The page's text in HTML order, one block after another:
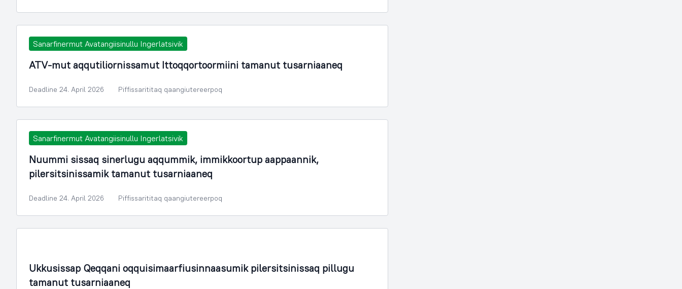
Sanarfinermut Avatangiisinullu Ingerlatsivik
ATV-mut aqqutiliornissamut Ittoqqortoormiini tamanut tusarniaaneq
Deadline 24. April 2026 Piffissarititaq qaangiutereerpoq
Sanarfinermut Avatangiisinullu Ingerlatsivik
Nuummi sissaq sinerlugu aqqummik, immikkoortup aappaannik,
pilersitsinissamik tamanut tusarniaaneq
Deadline 24. April 2026 Piffissarititaq qaangiutereerpoq
Ukkusissap Qeqqani oqquisimaarfiusinnaasumik pilersitsinissaq pillugu
tamanut tusarniaaneq